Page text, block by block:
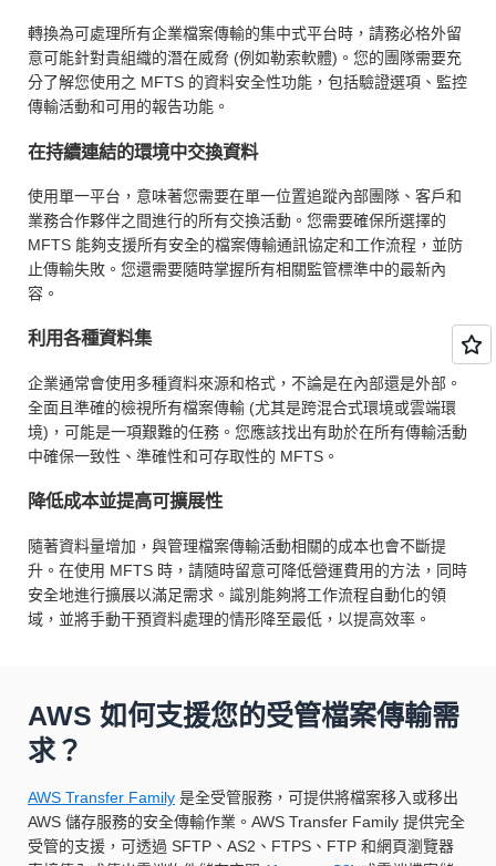
轉換為可處理所有企業檔案傳輸的集中式平台時，請務必格外留
意可能針對貴組織的潛在威脅 (例如勒索軟體)。您的團隊需要充
分了解您使用之 MFTS 的資料安全性功能，包括驗證選項、監控
傳輸活動和可用的報告功能。
在持續連結的環境中交換資料
使用單一平台，意味著您需要在單一位置追蹤內部團隊、客戶和
業務合作夥伴之間進行的所有交換活動。您需要確保所選擇的
MFTS 能夠支援所有安全的檔案傳輸通訊協定和工作流程，並防
止傳輸失敗。您還需要隨時掌握所有相關監管標準中的最新內
容。
利用各種資料集
企業通常會使用多種資料來源和格式，不論是在內部還是外部。
全面且準確的檢視所有檔案傳輸 (尤其是跨混合式環境或雲端環
境)，可能是一項艱難的任務。您應該找出有助於在所有傳輸活動
中確保一致性、準確性和可存取性的 MFTS。
降低成本並提高可擴展性
隨著資料量增加，與管理檔案傳輸活動相關的成本也會不斷提
升。在使用 MFTS 時，請隨時留意可降低營運費用的方法，同時
安全地進行擴展以滿足需求。識別能夠將工作流程自動化的領
域，並將手動干預資料處理的情形降至最低，以提高效率。
AWS 如何支援您的受管檔案傳輸需
求？
AWS Transfer Family 是全受管服務，可提供將檔案移入或移出
AWS 儲存服務的安全傳輸作業。AWS Transfer Family 提供完全
受管的支援，可透過 SFTP、AS2、FTPS、FTP 和網頁瀏覽器